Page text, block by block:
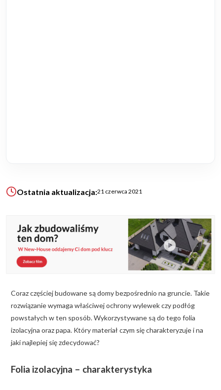
Ogrody
KALKULATOR BUDOWY
BLOG
O NAS
KONAKT
ZAPISZ SIĘ
Ostatnia aktualizacja:21 czerwca 2021
Coraz częściej budowane są domy bezpośrednio na gruncie. Takie
rozwiązanie wymaga właściwej ochrony wylewek czy podłóg
powstałych w ten sposób. Wykorzystywane są do tego folia
izolacyjna oraz papa. Który materiał czym się charakteryzuje i na
jaki najlepiej się zdecydować?
Folia izolacyjna – charakterystyka